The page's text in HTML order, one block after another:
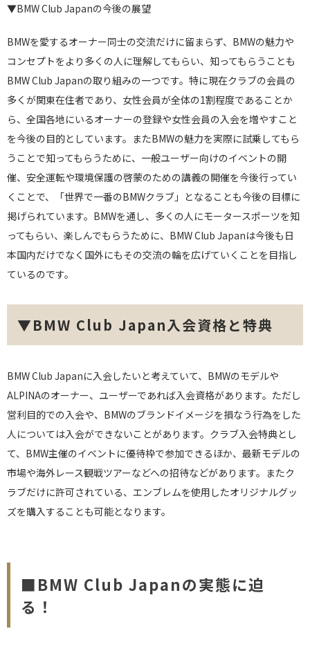
▼BMW Club Japanの今後の展望
BMWを愛するオーナー同士の交流だけに留まらず、BMWの魅力や
コンセプトをより多くの人に理解してもらい、知ってもらうことも
BMW Club Japanの取り組みの一つです。 特に現在クラブの会員の
多くが関東在住者であり、女性会員が全体の1割程度であることか
ら、全国各地にいるオーナーの登録や女性会員の入会を増やすこと
を今後の目的としています。またBMWの魅力を実際に試乗してもら
うことで知ってもらうために、一般ユーザー向けのイベントの開
催、安全運転や環境保護の啓蒙のための講義の開催を今後行ってい
くことで、「世界で一番のBMWクラブ」となることも今後の目標に
掲げられています。BMWを通し、多くの人にモータースポーツを知
ってもらい、楽しんでもらうために、BMW Club Japanは今後も日
本国内だけでなく国外にもその交流の輪を広げていくことを目指し
ているのです。
▼BMW Club Japan入会資格と特典
BMW Club Japanに入会したいと考えていて、BMWのモデルや
ALPINAのオーナー、ユーザーであれば入会資格があります。ただし
営利目的での入会や、BMWのブランドイメージを損なう行為をした
人については入会ができないことがあります。クラブ入会特典とし
て、BMW主催のイベントに優待枠で参加できるほか、最新モデルの
市場や海外レース観戦ツアーなどへの招待などがあります。またク
ラブだけに許可されている、エンブレムを使用したオリジナルグッ
ズを購入することも可能となります。
■BMW Club Japanの実態に迫
る！